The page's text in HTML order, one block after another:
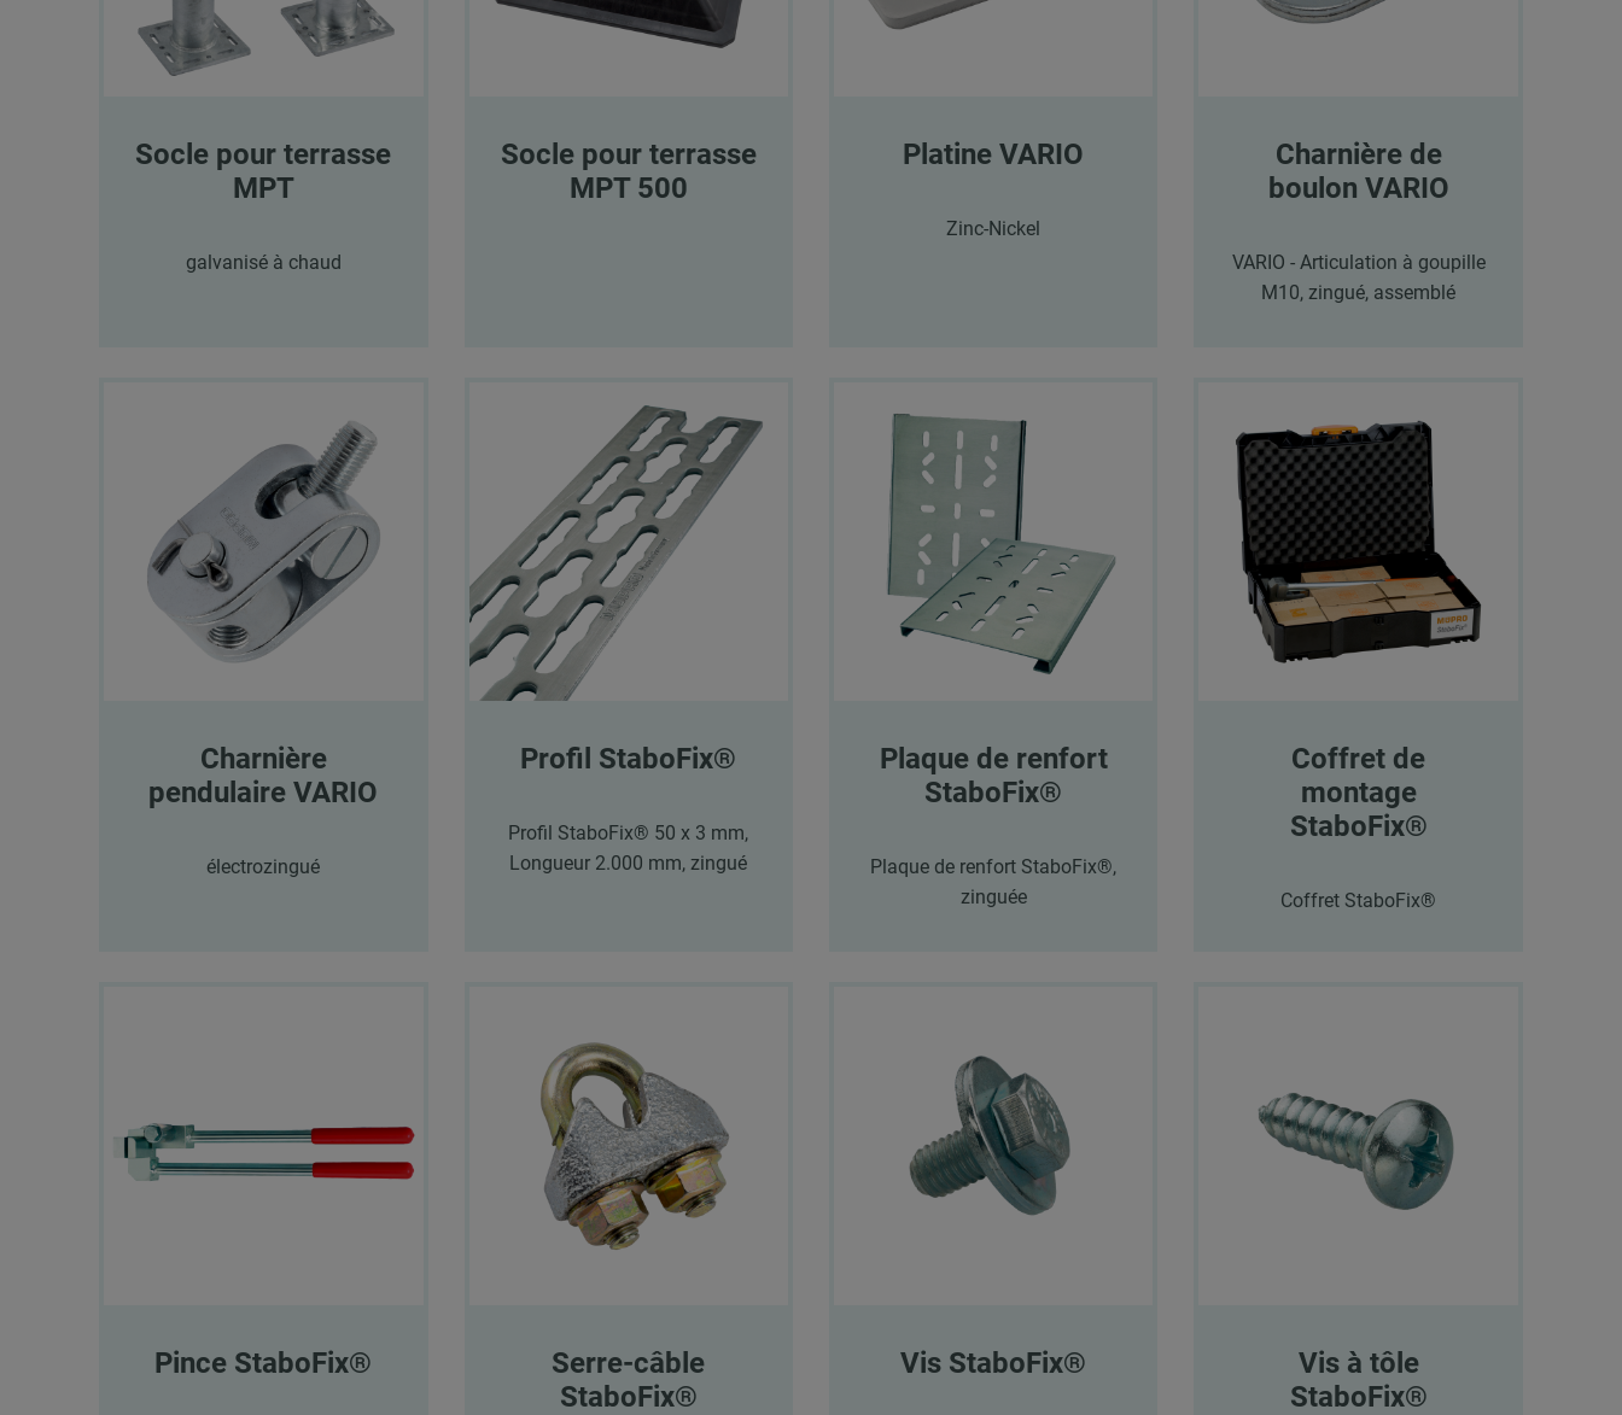
Socle pour terrasse
MPT
galvanisé à chaud
Socle pour terrasse
MPT 500
Platine VARIO
Zinc-Nickel
Charnière de
boulon VARIO
VARIO - Articulation à goupille
M10, zingué, assemblé
Charnière
pendulaire VARIO
électrozingué
Profil StaboFix®
Profil StaboFix® 50 x 3 mm,
Longueur 2.000 mm, zingué
Plaque de renfort
StaboFix®
Plaque de renfort StaboFix®,
zinguée
Coffret de
montage
StaboFix®
Coffret StaboFix®
Pince StaboFix®
Serre-câble
StaboFix®
Vis StaboFix®
Vis à tôle
StaboFix®